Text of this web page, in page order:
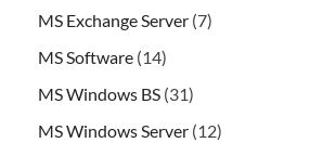
MS Exchange Server (7)
MS Software (14)
MS Windows BS (31)
MS Windows Server (12)